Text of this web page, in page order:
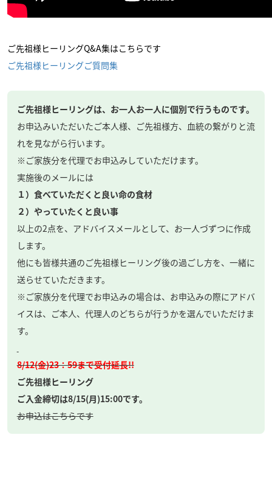
ご先祖様ヒーリングQ&A集はこちらです
ご先祖様ヒーリングご質問集
ご先祖様ヒーリングは、お一人お一人に個別で行うものです。
お申込みいただいたご本人様、ご先祖様方、血統の繋がりと流
れを見ながら行います。
※ご家族分を代理でお申込みしていただけます。
実施後のメールには
１）食べていただくと良い命の食材
２）やっていたくと良い事
以上の2点を、アドバイスメールとして、お一人づずつに作成
します。
他にも皆様共通のご先祖様ヒーリング後の過ごし方を、一緒に
送らせていただきます。
※ご家族分を代理でお申込みの場合は、お申込みの際にアドバ
イスは、ご本人、代理人のどちらが行うかを選んでいただけま
す。
8/12(金)23：59まで受付延長!!
ご先祖様ヒーリング
ご入金締切は8/15(月)15:00です。
お申込はこちらです